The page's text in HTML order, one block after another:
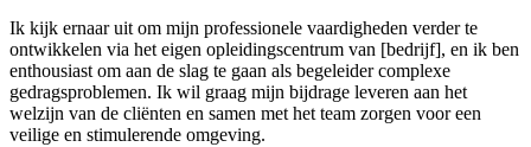
Ik kijk ernaar uit om mijn professionele vaardigheden verder te
ontwikkelen via het eigen opleidingscentrum van [bedrijf], en ik ben
enthousiast om aan de slag te gaan als begeleider complexe
gedragsproblemen. Ik wil graag mijn bijdrage leveren aan het
welzijn van de cliënten en samen met het team zorgen voor een
veilige en stimulerende omgeving.